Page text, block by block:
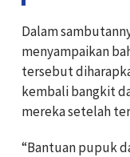
Dalam
menyampaikan
tersebut
kembali bangkit
mereka setelah
“Bantuan pupuk